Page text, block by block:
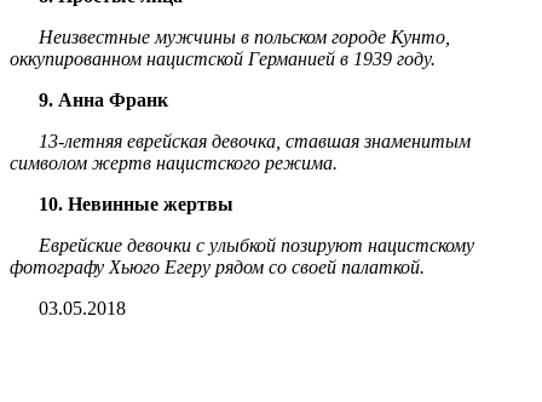
Неизвестные мужчины в польском городе Кунто,
оккупированном нацистской Германией в 1939 году.
9. Анна Франк
13-летняя еврейская девочка, ставшая знаменитым
символом жертв нацистского режима.
10. Невинные жертвы
Еврейские девочки с улыбкой позируют нацистскому
фотографу Хьюго Егеру рядом со своей палаткой.
03.05.2018